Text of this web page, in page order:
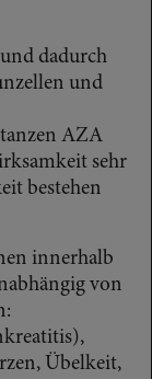
dadurch
und
AZA
sehr
bestehen
innerhalb
von
Übelkeit,